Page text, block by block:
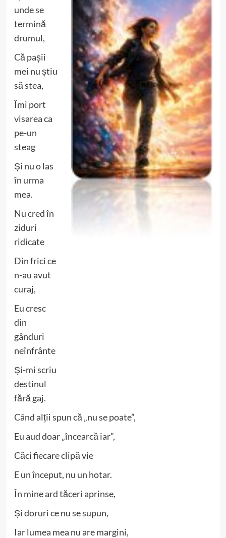
unde se
termină
drumul,
Că pașii
mei nu știu
să stea,
Îmi port
visarea ca
pe-un
steag
Și nu o las
în urma
mea.
Nu cred în
ziduri
ridicate
Din frici ce
n-au avut
curaj,
Eu cresc
din
gânduri
neînfrânte
Și-mi scriu
destinul
fără gaj.
Când alții spun că „nu se poate”,
Eu aud doar „încearcă iar”,
Căci fiecare clipă vie
E un început, nu un hotar.
În mine ard tăceri aprinse,
Și doruri ce nu se supun,
Iar lumea mea nu are margini,